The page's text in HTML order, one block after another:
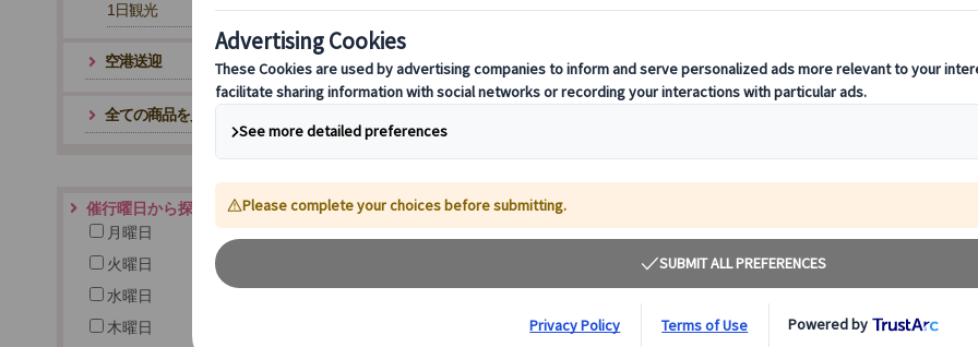
き名所を巡る午前プライベート観光
125.00 EUR
月～土（5/25、8/20、10/23、12/24～26・31、1/1、
1日観光
空港送迎
全ての商品を見る
催行曜日から探す
月曜日
火曜日
水曜日
木曜日